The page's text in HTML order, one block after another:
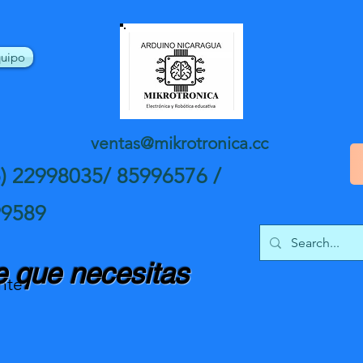
22998035/ 85996576 /
ventas@mikrotronica.cc
que necesitas